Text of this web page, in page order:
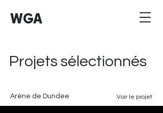
WGA
Projets sélectionnés
Arène de Dundee Voir le projet